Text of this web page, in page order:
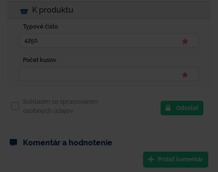
K produktu
Typové číslo
Počet kusov
Súhlasím so spracovaním
osobných údajov.
Odoslať
Komentár a hodnotenie
Pridať komentár